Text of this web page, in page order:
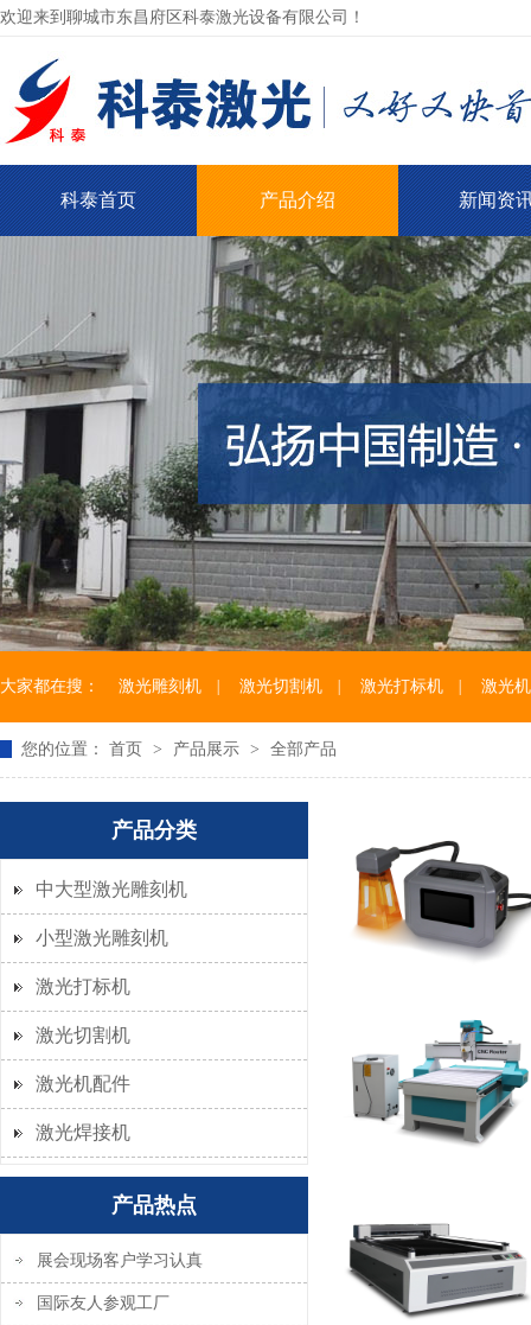
欢迎来到聊城市东昌府区科泰激光设备有限公司！
科泰首页 产品介绍 新闻资
大家都在搜： 激光雕刻机 激光切割机 激光打标机 激光
您的位置： 首页 > 产品展示 > 全部产品
产品分类
中大型激光雕刻机
小型激光雕刻机
激光打标机
激光切割机
激光机配件
激光焊接机
产品热点
展会现场客户学习认真
国际友人参观工厂